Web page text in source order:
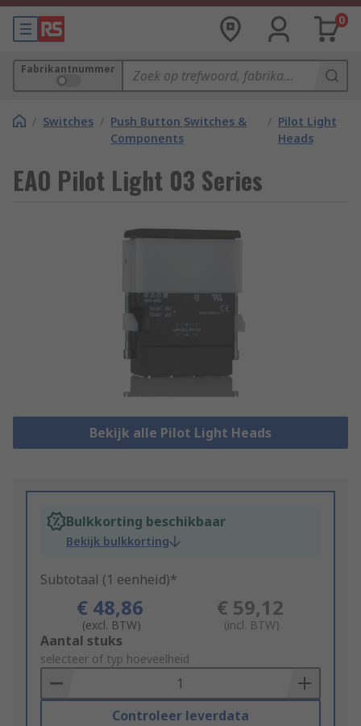
0
Fabrikantnummer
/ Switches / Push Button Switches &
Components
/ Pilot Light
Heads
EAO Pilot Light 03 Series
Bekijk alle Pilot Light Heads
Bulkkorting beschikbaar
Bekijk bulkkorting
Subtotaal (1 eenheid)*
€ 48,86
(excl. BTW)
€ 59,12
(incl. BTW)
Add
to
Basket
Aantal stuks
selecteer of typ hoeveelheid
Controleer leverdata